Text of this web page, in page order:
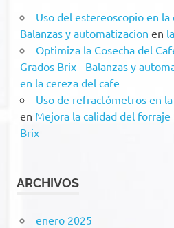
Uso del estereoscopio en la
Balanzas y automatizacion en
Optimiza la Cosecha del
Grados Brix - Balanzas y
en la cereza del cafe
Uso de refractómetros en
en Mejora la calidad del
Brix
ARCHIVOS
enero 2025